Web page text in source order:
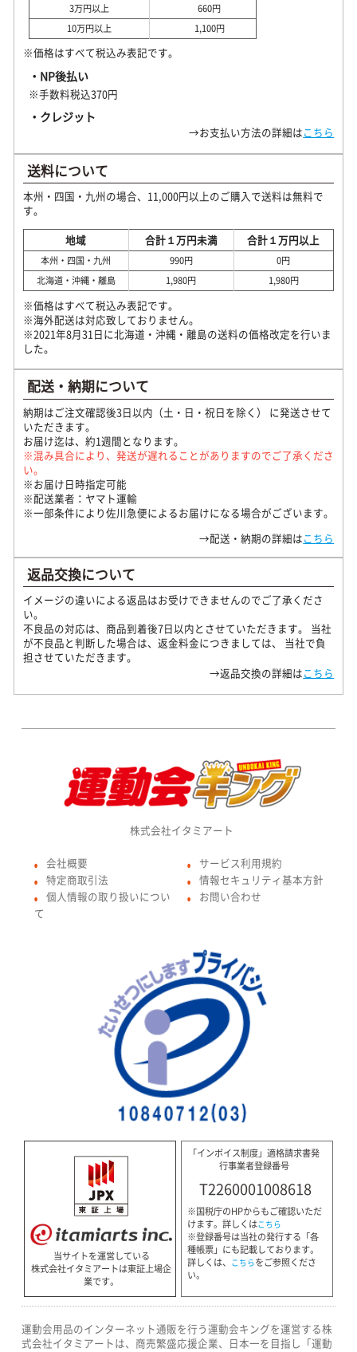
3万円以上
660円
10万円以上
1,100円
※価格はすべて税込み表記です。
・NP後払い
※手数料税込370円
・クレジット
→お支払い方法の詳細はこちら
送料について
本州・四国・九州の場合、11,000円以上のご購入で送料は無料で
す。
地域
合計１万円未満 合計１万円以上
本州・四国・九州 990円
0円
北海道・沖縄・離島
1,980円 1,980円
※価格はすべて税込み表記です。
※海外配送は対応致しておりません。
※2021年8月31日に北海道・沖縄・離島の送料の価格改定を行いま
した。
配送・納期について
納期はご注文確認後3日以内（土・日・祝日を除く） に発送させて
いただきます。
お届け迄は、約1週間となります。
※混み具合により、発送が遅れることがありますのでご了承くださ
い。
※お届け日時指定可能
※配送業者：ヤマト運輸
※一部条件により佐川急便によるお届けになる場合がございます。
→配送・納期の詳細はこちら
返品交換について
イメージの違いによる返品はお受けできませんのでご了承くださ
い。
不良品の対応は、商品到着後7日以内とさせていただきます。 当社
が不良品と判断した場合は、返金料金につきましては、 当社で負
担させていただきます。
→返品交換の詳細はこちら
株式会社イタミアート
● 会社概要
● 特定商取引法
●
個人情報の取り扱いについ
て
● サービス利用規約
● 情報セキュリティ基本方針
● お問い合わせ
当サイトを運営している
株式会社イタミアートは東証上場企
業です。
「インボイス制度」適格請求書発
行事業者登録番号
T2260001008618
※国税庁のHPからもご確認いただ
けます。詳しくはこちら
※登録番号は当社の発行する「各
種帳票」にも記載しております。
詳しくは、 こちらをご参照くださ
い。
運動会用品のインターネット通販を行う運動会キングを運営する株
式会社イタミアートは、商売繁盛応援企業、日本一を目指し「運動